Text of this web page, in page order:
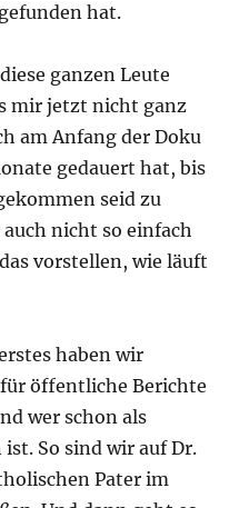
hat.
ganzen Leute
mir jetzt nicht ganz
am Anfang der Doku
gedauert hat, bis
seid zu
nicht so einfach
vorstellen, wie läuft
haben wir
öffentliche Berichte
wer schon als
So sind wir auf Dr.
Pater im